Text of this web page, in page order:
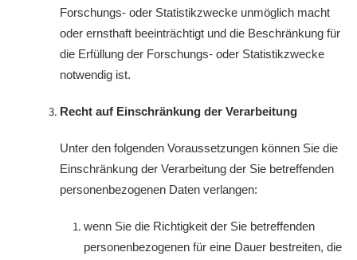
Forschungs- oder Statistikzwecke unmöglich macht
oder ernsthaft beeinträchtigt und die Beschränkung für
die Erfüllung der Forschungs- oder Statistikzwecke
notwendig ist.
Recht auf Einschränkung der Verarbeitung
Unter den folgenden Voraussetzungen können Sie die
Einschränkung der Verarbeitung der Sie betreffenden
personenbezogenen Daten verlangen:
wenn Sie die Richtigkeit der Sie betreffenden
personenbezogenen für eine Dauer bestreiten, die